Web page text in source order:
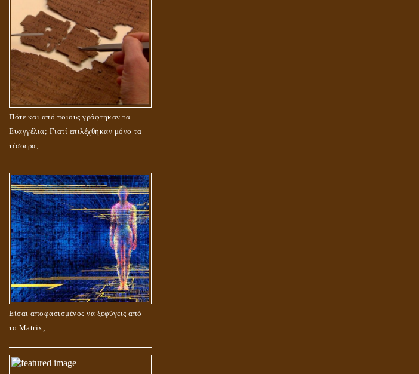
Πότε και από ποιους γράφτηκαν τα
Ευαγγέλια; Γιατί επιλέχθηκαν μόνο τα
τέσσερα;
Είσαι αποφασισμένος να ξεφύγεις από
το Matrix;